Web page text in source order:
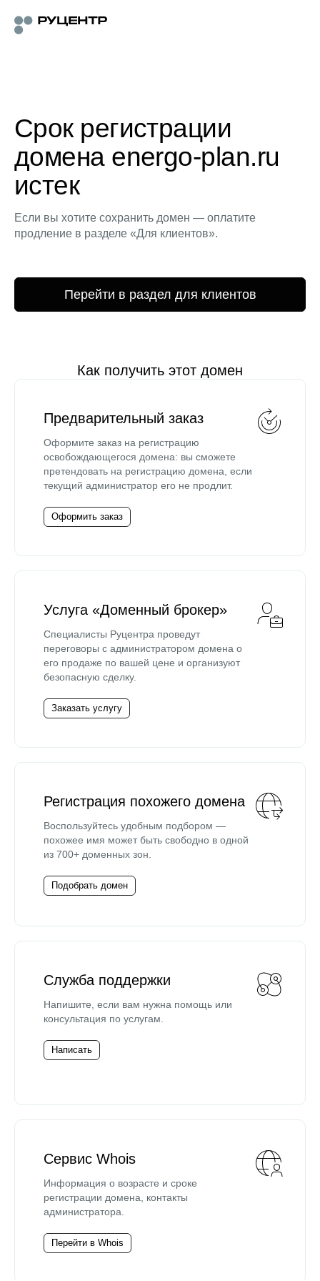
Срок регистрации
домена energo-plan.ru
истек
Если вы хотите сохранить домен — оплатите
продление в разделе «Для клиентов».
Перейти в раздел для клиентов
Как получить этот домен
Предварительный заказ
Оформите заказ на регистрацию
освобождающегося домена: вы сможете
претендовать на регистрацию домена, если
текущий администратор его не продлит.
Оформить заказ
Услуга «Доменный брокер»
Специалисты Руцентра проведут
переговоры с администратором домена о
его продаже по вашей цене и организуют
безопасную сделку.
Заказать услугу
Регистрация похожего домена
Воспользуйтесь удобным подбором —
похожее имя может быть свободно в одной
из 700+ доменных зон.
Подобрать домен
Служба поддержки
Напишите, если вам нужна помощь или
консультация по услугам.
Написать
Сервис Whois
Информация о возрасте и сроке
регистрации домена, контакты
администратора.
Перейти в Whois